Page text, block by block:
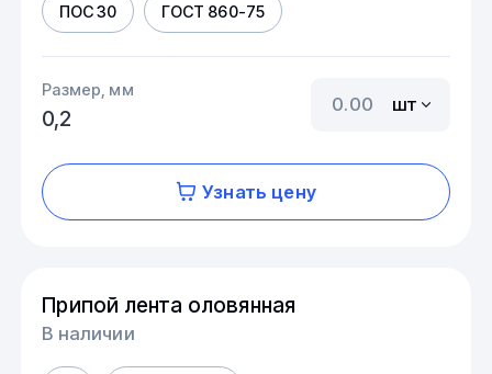
ПОС 30 ГОСТ 860-75
Размер, мм
0,2
шт
Узнать цену
Припой лента оловянная
В наличии